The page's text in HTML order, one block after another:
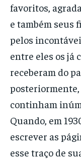
favoritos,
e também seus
pelos
entre eles os já
receberam do
posteriormente,
continham
Quando, em
escrever as
esse traço de